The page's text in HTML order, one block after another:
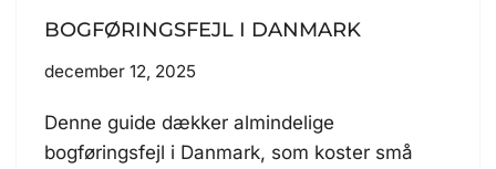
BOGFØRINGSFEJL I DANMARK
december 12, 2025
Denne guide dækker almindelige
bogføringsfejl i Danmark, som koster små